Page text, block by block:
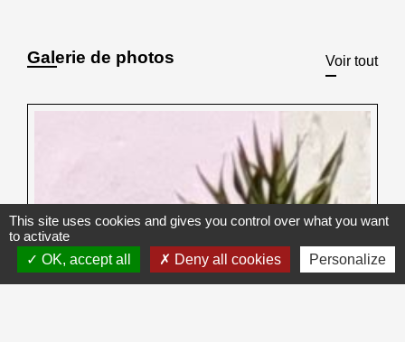
Galerie de photos Voir tout
This site uses cookies and gives you control over what you want
to activate
OK, accept all
Deny all cookies Personalize